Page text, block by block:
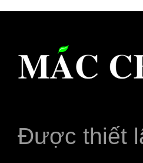
Được thiết